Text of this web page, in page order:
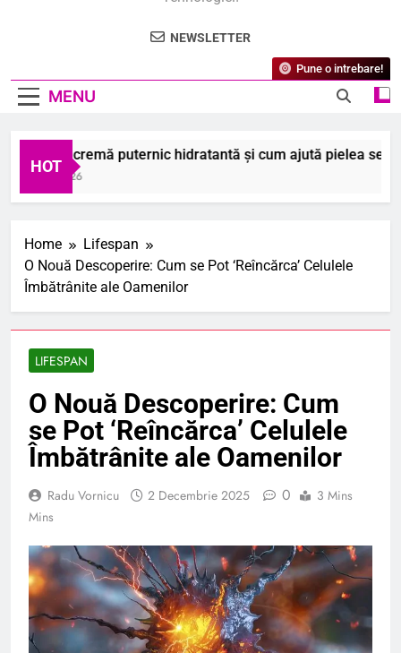
NEWSLETTER
MENU
Pune o intrebare!
HOT
este o cremă puternic hidratantă și cum ajută pielea
2026
Home
Lifespan
O Nouă Descoperire: Cum se Pot ‘Reîncărca’ Celulele
Îmbătrânite ale Oamenilor
LIFESPAN
O Nouă Descoperire: Cum
se Pot ‘Reîncărca’ Celulele
Îmbătrânite ale Oamenilor
Radu Vornicu 2 Decembrie 2025 0
3 Mins
Mins